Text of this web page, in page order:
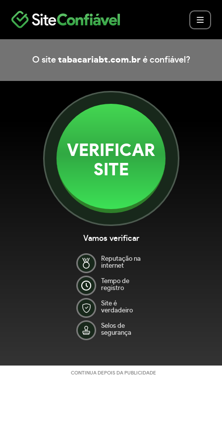
O site tabacariabt.com.bré confiável?
VERIFICAR
SITE
Vamos verificar
Reputação na
internet
Tempo de
registro
Site é
verdadeiro
Selos de
segurança
CONTINUA DEPOIS DA PUBLICIDADE